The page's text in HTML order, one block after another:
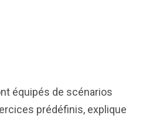
équipés de scénarios
prédéfinis, explique